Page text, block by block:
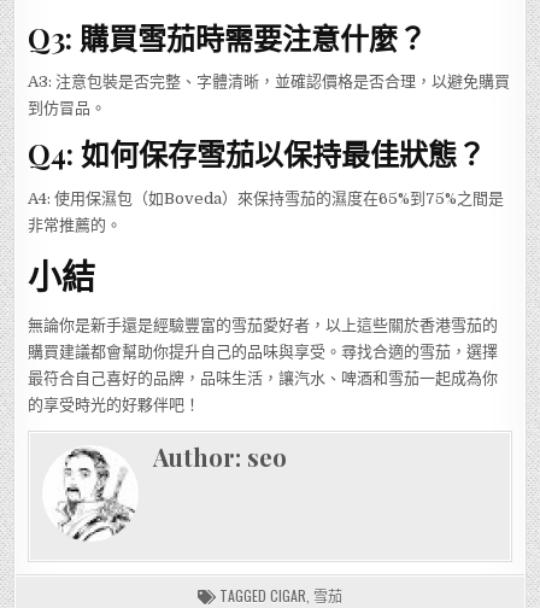
Q3: 購買雪茄時需要注意什麼？
A3: 注意包裝是否完整、字體清晰，並確認價格是否合理，以避免購買
到仿冒品。
Q4: 如何保存雪茄以保持最佳狀態？
A4: 使用保濕包（如Boveda）來保持雪茄的濕度在65%到75%之間是
非常推薦的。
小結
無論你是新手還是經驗豐富的雪茄愛好者，以上這些關於香港雪茄的
購買建議都會幫助你提升自己的品味與享受。尋找合適的雪茄，選擇
最符合自己喜好的品牌，品味生活，讓汽水、啤酒和雪茄一起成為你
的享受時光的好夥伴吧！
Author: seo
TAGGED CIGAR 雪茄